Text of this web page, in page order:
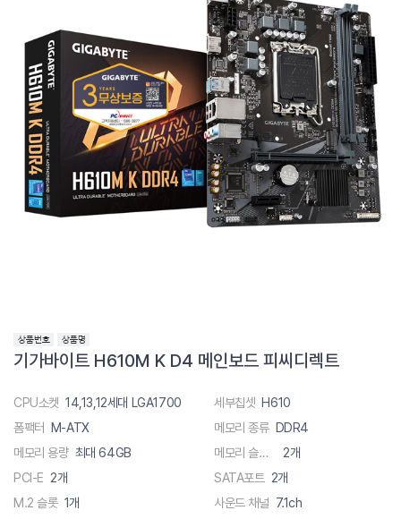
기가바이트 H610M K D4 메인보드 피씨디렉트
CPU소켓 14,13,12세대 LGA1700 세부칩셋 H610
폼팩터 M-ATX 메모리 종류 DDR4
메모리 용량 최대 64GB 메모리 슬롯 수
2개
PCI-E 2개 SATA포트 2개
M.2 슬롯 1개 사운드 채널 7.1ch